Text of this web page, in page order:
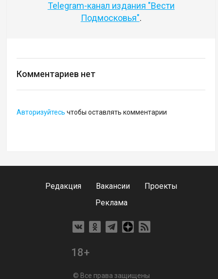
Telegram-канал издания "Вести
Подмосковья".
Комментариев нет
Авторизуйтесь чтобы оставлять комментарии
Редакция Вакансии
Проекты
Реклама
18+
© Все права защищены